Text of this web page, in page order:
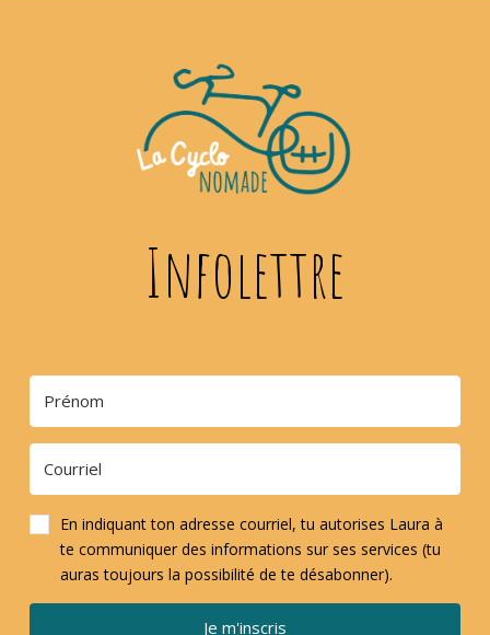
Infolettre
En indiquant ton adresse courriel, tu autorises Laura à
te communiquer des informations sur ses services (tu
auras toujours la possibilité de te désabonner).
Je m'inscris